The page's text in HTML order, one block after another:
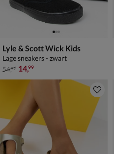
Lyle & Scott Wick Kids
Lage sneakers - zwart
van € 54,99 voor € 14,99
54,99 14,99